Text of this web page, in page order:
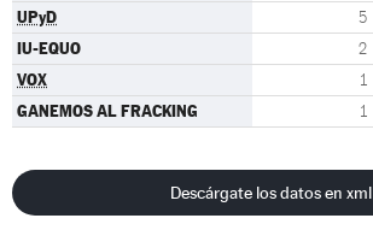
UPyD 5
IU-EQUO 2
VOX 1
GANEMOS AL FRACKING 1
Descárgate los datos en xml